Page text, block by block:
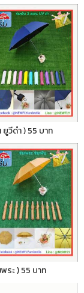
วีดำ ) 55 บาท
ระ ) 55 บาท